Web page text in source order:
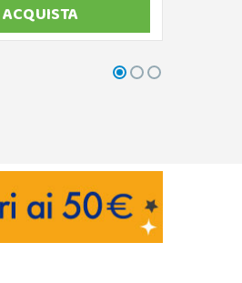
ACQUISTA